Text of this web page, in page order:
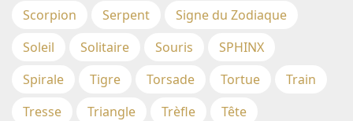
Scorpion
Serpent
Signe du Zodiaque
Soleil
Solitaire Souris
SPHINX
Spirale
Tigre Torsade Tortue
Train
Tresse
Triangle Trèfle
Tête